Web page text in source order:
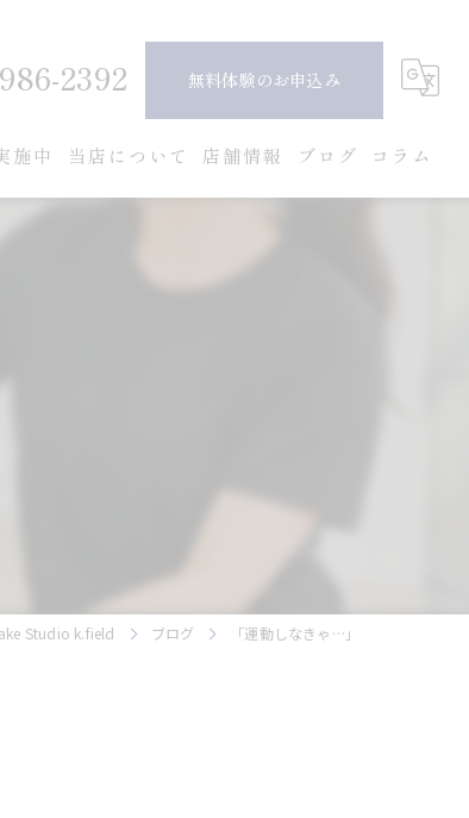
2392 無料体験のお申込み
施中 当店について
ダイエット
店舗情報 ブログ コラム
Studio k.field ブログ 「運動しなきゃ…」